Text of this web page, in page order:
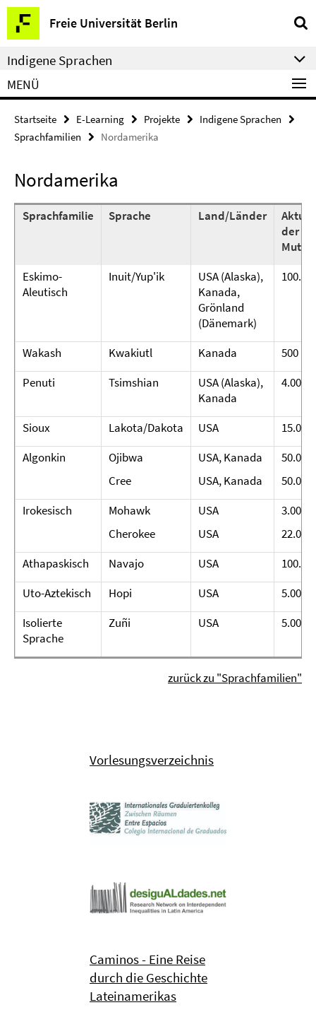
Springe
direkt
zu
Inhalt
Freie Universität Berlin
Service-
Navigation
Indigene Sprachen
MENÜ
Startseite E-Learning Projekte
Indigene Sprachen
Sprachfamilien
Nordamerika
Nordamerika
Sprachfamilie Sprache Land/Länder
der
Eskimo-
Aleutisch
Inuit/Yup'ik
USA (Alaska),
Kanada,
Grönland
(Dänemark)
Wakash Kwakiutl Kanada
500
Penuti
Tsimshian
USA (Alaska),
Kanada
4.000
Sioux Lakota/Dakota USA
15.000
Algonkin
Ojibwa
Cree
USA, Kanada
USA, Kanada
50.000
50.000
Irokesisch
Mohawk
Cherokee
USA
USA
3.000
22.000
Athapaskisch
Navajo USA
Uto-Aztekisch
Hopi USA
5.000
Isolierte
Sprache
Zuñi USA 5.000
zurück zu "Sprachfamilien"
Vorlesungsverzeichnis
Caminos - Eine Reise
durch die Geschichte
Lateinamerikas